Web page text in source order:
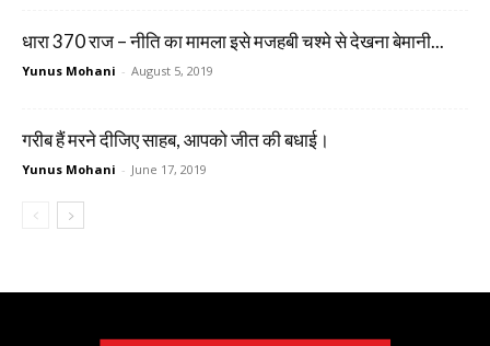
धारा 370 राज – नीति का मामला इसे मजहबी चश्मे से देखना बेमानी...
Yunus Mohani - August 5, 2019
गरीब हैं मरने दीजिए साहब, आपको जीत की बधाई।
Yunus Mohani - June 17, 2019